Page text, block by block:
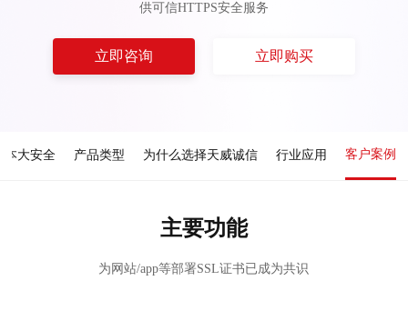
供可信HTTPS安全服务
立即咨询 立即购买
本大安全 产品类型 为什么选择天威诚信 行业应用 客户案例
主要功能
为网站/app等部署SSL证书已成为共识